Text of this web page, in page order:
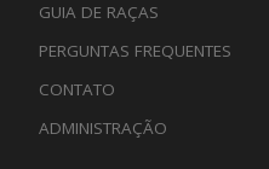
GUIA DE RAÇAS
PERGUNTAS FREQUENTES
CONTATO
ADMINISTRAÇÃO